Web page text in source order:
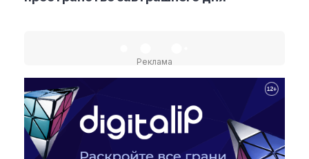
Искусство
Дизайн и мода
Реклама и маркетинг
Архитектура и урбанистика
Наука и технологии
Реклама